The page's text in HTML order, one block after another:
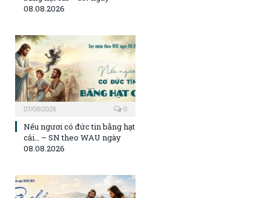
08.08.2026
07/08/2026 0
Nếu ngươi có đức tin bằng hạt
cải… – SN theo WAU ngày
08.08.2026